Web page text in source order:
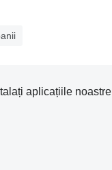
aplicațiile noastre